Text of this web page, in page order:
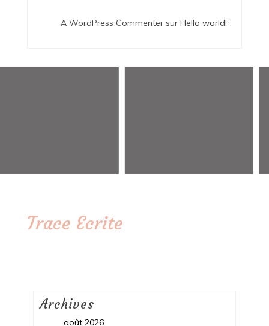
A WordPress Commentersur Hello world!
Trace Ecrite
Archives
août 2026